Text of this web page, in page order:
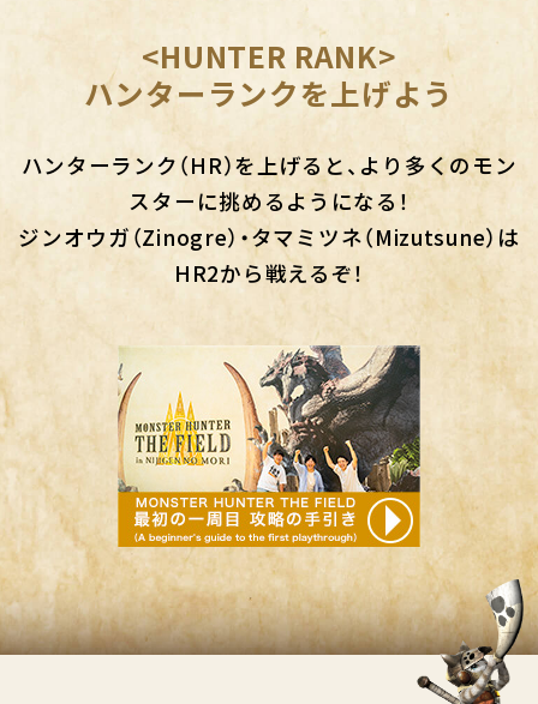
<HUNTER RANK>
ハンターランクを上げよう
ハンターランク（HR）を上げると、より多くのモン
スターに挑めるようになる！
ジンオウガ（Zinogre）・タマミツネ（Mizutsune）は
HR2から戦えるぞ！